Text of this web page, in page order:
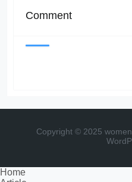
Comment
Copyright © 2025
Home